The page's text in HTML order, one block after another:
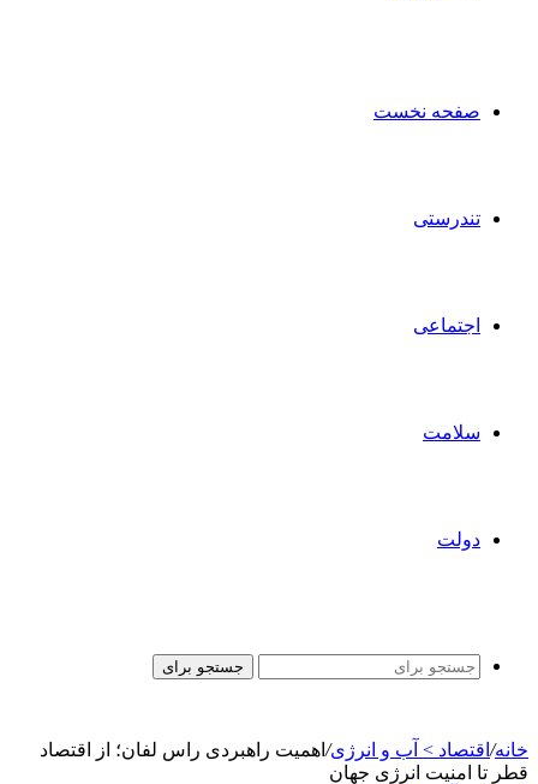
صفحه نخست
تندرستی
اجتماعی
سلامت
دولت
جستجو برای
خانه/ اقتصاد > آب و انرژی/ اهمیت راهبردی راس لفان؛ از اقتصاد
قطر تا امنیت انرژی جهان